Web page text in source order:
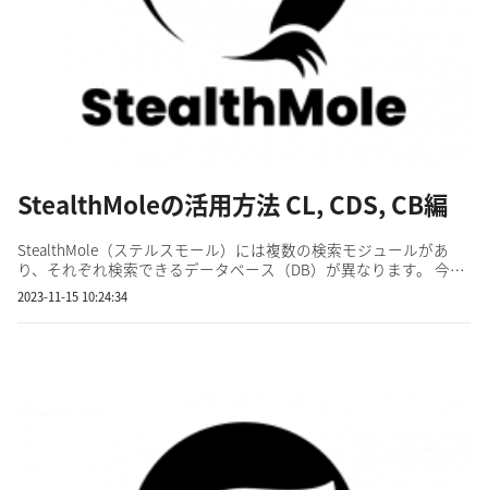
StealthMoleの活用方法 CL, CDS, CB編
StealthMole（ステルスモール）には複数の検索モジュールがあ
り、それぞれ検索できるデータベース（DB）が異なります。 今回
は、CL, CDS, CBの使用例をお見せします。 StealthMoleの主なモ
ジュール はじめに、ある有名なWebサービスのドメイン名をCLで
2023-11-15 10:24:34